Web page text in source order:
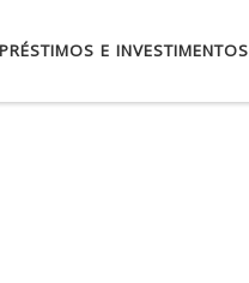
E INVESTIMENTOS